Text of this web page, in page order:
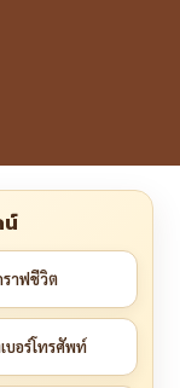
น์
ราฟชีวิต
บอร์โทรศัพท์